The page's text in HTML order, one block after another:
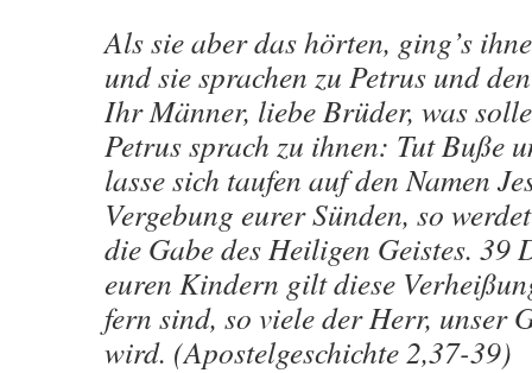
Als sie aber das hörten, ging’s
und sie sprachen zu Petrus und
Ihr Männer, liebe Brüder, was
Petrus sprach zu ihnen: Tut Buße
lasse sich taufen auf den Namen
Vergebung eurer Sünden, so
die Gabe des Heiligen Geistes. 39
euren Kindern gilt diese
fern sind, so viele der Herr, unser
wird. (Apostelgeschichte 2,37-39)